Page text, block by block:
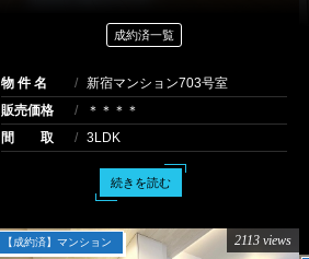
成約済一覧
物 件 名
新宿マンション703号室
販売価格
＊＊＊＊
間 取
3LDK
続きを読む
【成約済】マンション 2113 views